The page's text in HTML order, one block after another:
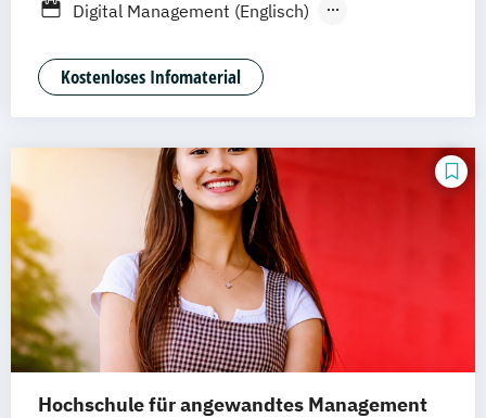
Braunschweig Erfurt
Digital Management (Englisch)
Mediendesign & Management
Medienmanagement und Digitales
Kostenloses Infomaterial
Hochschule für angewandtes Management